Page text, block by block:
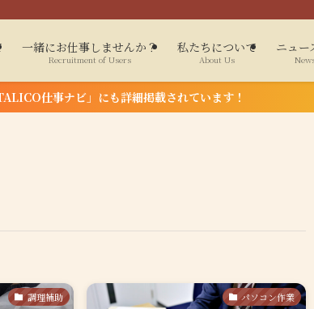
一緒にお仕事しませんか？
Recruitment of Users
私たちについて
About Us
ニュー
仕事ナビ」にも詳細掲載されています！
調理補助 パソコン作業